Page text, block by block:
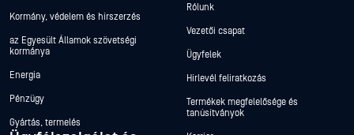
Kormány, védelem és hírszerzés
az Egyesült Államok szövetségi
kormánya
Energia
Pénzügy
Gyártás, termelés
Rólunk
Vezetői csapat
Ügyfelek
Hírlevél feliratkozás
Termékek megfelelősége és
tanúsítványok